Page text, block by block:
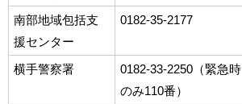
南部地域包括支
援センター
0182-35-2177
横手警察署
0182-33-2250（緊急時
のみ110番）